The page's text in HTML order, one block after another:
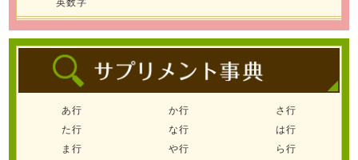
あ行 か行
さ行
た行
な行
は行
ま行
や行 ら行